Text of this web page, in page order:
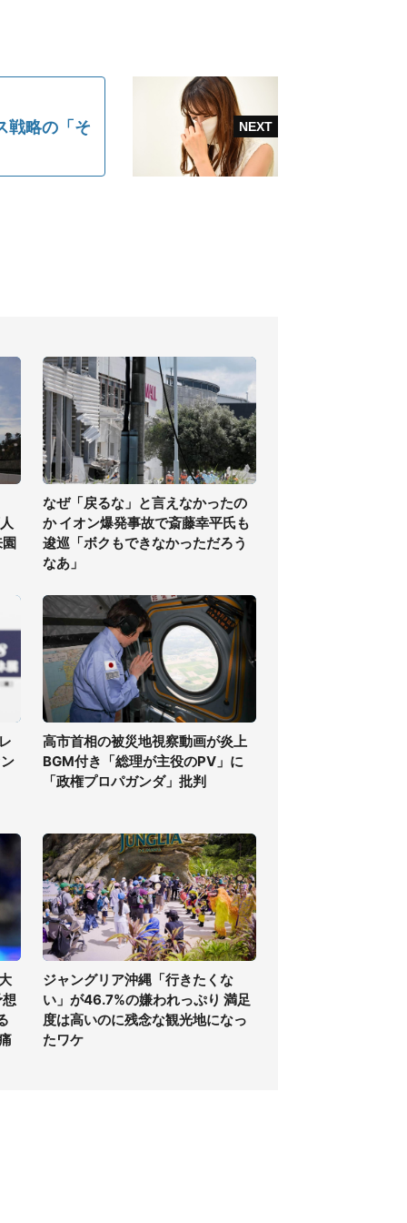
戦略の「そ
なぜ「戻るな」と言えなかったの
か イオン爆発事故で斎藤幸平氏も
逡巡「ボクもできなかっただろう
なあ」
高市首相の被災地視察動画が炎上
BGM付き「総理が主役のPV」に
「政権プロパガンダ」批判
ジャングリア沖縄「行きたくな
い」が46.7%の嫌われっぷり 満足
度は高いのに残念な観光地になっ
たワケ